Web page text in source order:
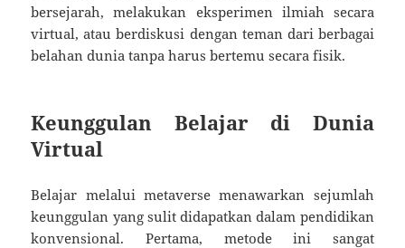
bersejarah, melakukan eksperimen ilmiah secara
virtual, atau berdiskusi dengan teman dari berbagai
belahan dunia tanpa harus bertemu secara fisik.
Keunggulan Belajar di Dunia
Virtual
Belajar melalui metaverse menawarkan sejumlah
keunggulan yang sulit didapatkan dalam pendidikan
konvensional. Pertama, metode ini sangat